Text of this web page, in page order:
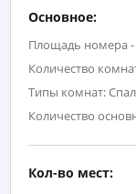
Основное:
Площадь номера -
Количество
Типы комнат:
Количество
Кол-во мест: